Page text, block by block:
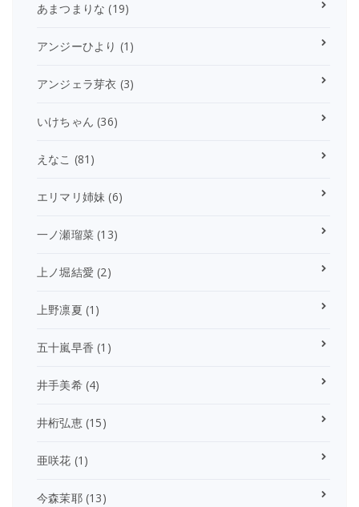
あまつまりな (19)
アンジーひより (1)
アンジェラ芽衣 (3)
いけちゃん (36)
えなこ (81)
エリマリ姉妹 (6)
一ノ瀬瑠菜 (13)
上ノ堀結愛 (2)
上野凛夏 (1)
五十嵐早香 (1)
井手美希(4)
井桁弘恵(15)
亜咲花 (1)
今森茉耶(13)